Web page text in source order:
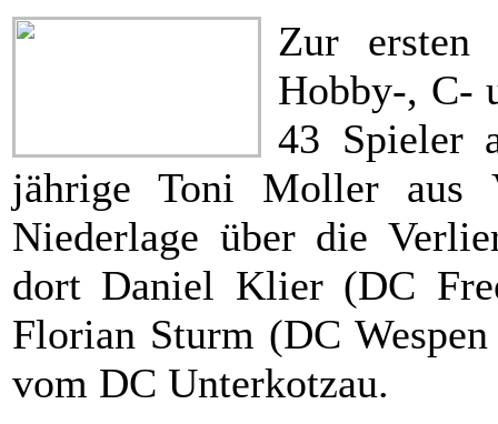
Zur
Hobby-, C-
43 Spieler
jährige Toni Moller aus
Niederlage über die
dort Daniel Klier (DC
Florian Sturm (DC
vom DC Unterkotzau.